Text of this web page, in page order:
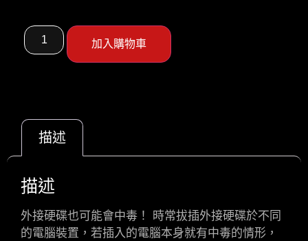
加入購物車
描述
描述
外接硬碟也可能會中毒！ 時常拔插外接硬碟於不同
的電腦裝置，若插入的電腦本身就有中毒的情形，